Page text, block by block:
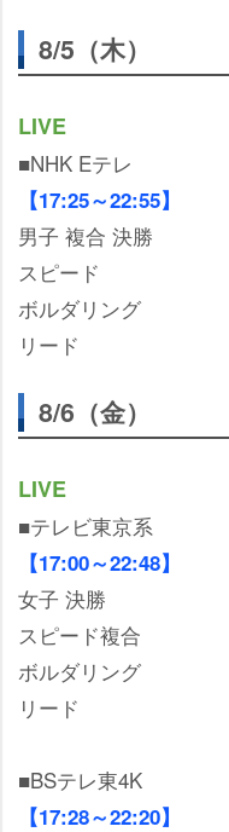
8/5（木）
LIVE
■NHK Eテレ
【17:25～22:55】
男子 複合 決勝
スピード
ボルダリング
リード
8/6（金）
LIVE
■テレビ東京系
【17:00～22:48】
女子 決勝
スピード複合
ボルダリング
リード
■BSテレ東4K
【17:28～22:20】